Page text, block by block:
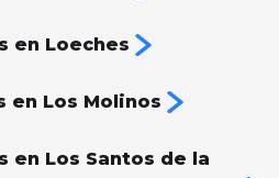
en Loeches
en Los Molinos
en Los Santos de la